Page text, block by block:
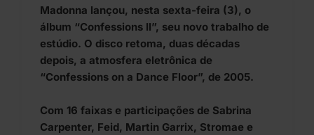
Madonna lançou, nesta sexta-feira (3), o
álbum “Confessions II”, seu novo trabalho de
estúdio. O disco retoma, duas décadas
depois, a atmosfera eletrônica de
“Confessions on a Dance Floor”, de 2005.
Com 16 faixas e participações de Sabrina
Carpenter, Feid, Martin Garrix, Stromae e